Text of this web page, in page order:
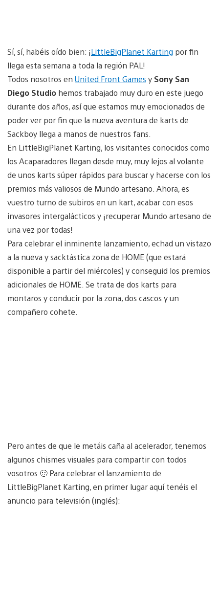
Sí, sí, habéis oído bien: ¡LittleBigPlanet Karting por fin
llega esta semana a toda la región PAL!
Todos nosotros en United Front Games y Sony San
Diego Studio hemos trabajado muy duro en este juego
durante dos años, así que estamos muy emocionados de
poder ver por fin que la nueva aventura de karts de
Sackboy llega a manos de nuestros fans.
En LittleBigPlanet Karting, los visitantes conocidos como
los Acaparadores llegan desde muy, muy lejos al volante
de unos karts súper rápidos para buscar y hacerse con los
premios más valiosos de Mundo artesano. Ahora, es
vuestro turno de subiros en un kart, acabar con esos
invasores intergalácticos y ¡recuperar Mundo artesano de
una vez por todas!
Para celebrar el inminente lanzamiento, echad un vistazo
a la nueva y sacktástica zona de HOME (que estará
disponible a partir del miércoles) y conseguid los premios
adicionales de HOME. Se trata de dos karts para
montaros y conducir por la zona, dos cascos y un
compañero cohete.
Pero antes de que le metáis caña al acelerador, tenemos
algunos chismes visuales para compartir con todos
vosotros 🙂 Para celebrar el lanzamiento de
LittleBigPlanet Karting, en primer lugar aquí tenéis el
anuncio para televisión (inglés):